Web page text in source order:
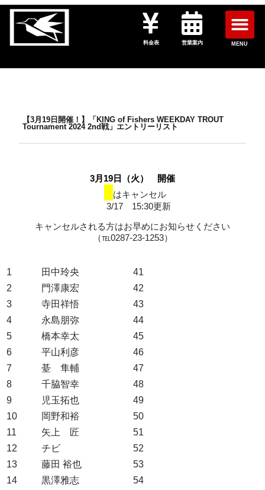
料金表 営業案内 MENU
【3月19日開催！】「KING of Fishers WEEKDAY TROUT
Tournament 2024 2nd戦」エントリーリスト
3月19日（火） 開催
はキャンセル
3/17 15:30更新
キャンセルされる方はお早めにお知らせください
（℡0287-23-1253）
1 田中玲央
41
2
門澤康宏
42
3
寺田祥悟
43
4
永島朋弥
44
5
橋本幸太
45
6
平山利彦
46
7
䑓 隼輔
47
8
千脇智幸
48
9
児玉拓也
49
10
岡野和裕
50
11
矢上 匠
51
12
チビ
52
13
藤田 裕也
53
14
黒澤雅志
54